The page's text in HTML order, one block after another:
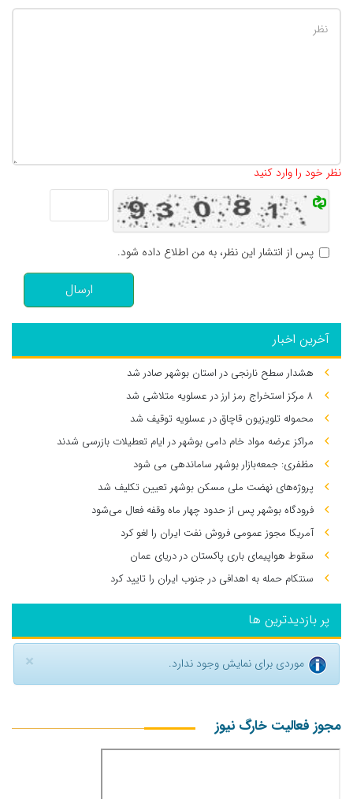
نظر خود را وارد کنید
پس از انتشار این نظر، به من اطلاع داده شود.
ارسال
آخرین اخبار
هشدار سطح نارنجی در استان بوشهر صادر شد
۸ مرکز استخراج رمز ارز در عسلویه متلاشی شد
محموله تلویزیون قاچاق در عسلویه توقیف شد
مراکز عرضه مواد خام دامی بوشهر در ایام تعطیلات بازرسی شدند
مظفری: جمعه‌بازار بوشهر ساماندهی می‌ شود
پروژه‌های نهضت ملی مسکن بوشهر تعیین تکلیف شد
فرودگاه بوشهر پس از حدود چهار ماه وقفه فعال می‌شود
آمریکا مجوز عمومی فروش نفت ایران را لغو کرد
سقوط هواپیمای باری پاکستان در دریای عمان
سنتکام حمله به اهدافی در جنوب ایران را تایید کرد
پر بازدیدترین ها
× موردی برای نمایش وجود ندارد.
مجوز فعالیت خارگ نیوز